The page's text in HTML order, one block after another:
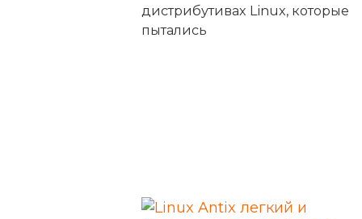
дистрибутивах Linux, которые
пытались